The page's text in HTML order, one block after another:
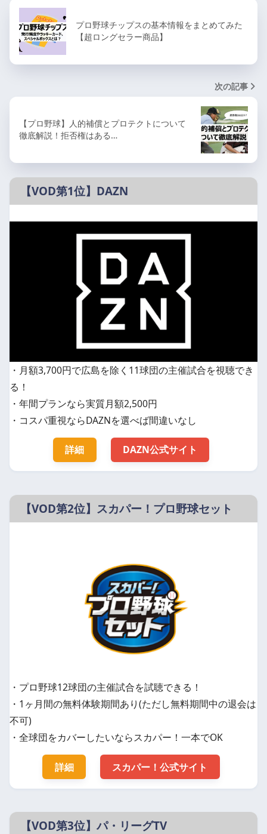
プロ野球チップスの基本情報をまとめてみた
【超ロングセラー商品】
次の記事
【プロ野球】人的補償とプロテクトについて
徹底解説！拒否権はある…
【VOD第1位】DAZN
・月額3,700円で広島を除く11球団の主催試合を視聴でき
る！
・年間プランなら実質月額2,500円
・コスパ重視ならDAZNを選べば間違いなし
詳細 DAZN公式サイト
【VOD第2位】スカパー！プロ野球セット
・プロ野球12球団の主催試合を試聴できる！
・1ヶ月間の無料体験期間あり(ただし無料期間中の退会は
不可)
・全球団をカバーしたいならスカパー！一本でOK
詳細 スカパー！公式サイト
【VOD第3位】パ・リーグTV